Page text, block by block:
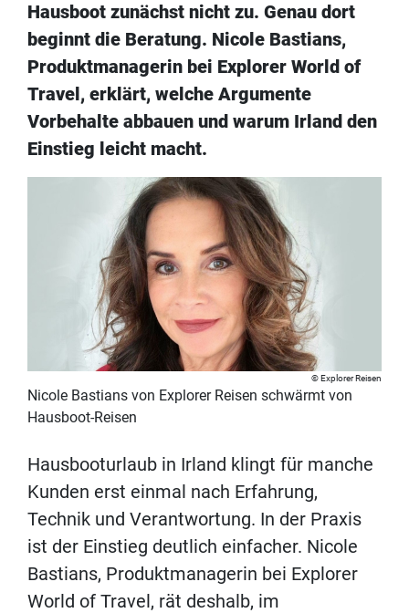
Hausboot zunächst nicht zu. Genau dort
beginnt die Beratung. Nicole Bastians,
Produktmanagerin bei Explorer World of
Travel, erklärt, welche Argumente
Vorbehalte abbauen und warum Irland den
Einstieg leicht macht.
Explorer Reisen
Nicole Bastians von Explorer Reisen schwärmt von
Hausboot-Reisen
Hausbooturlaub in Irland klingt für manche
Kunden erst einmal nach Erfahrung,
Technik und Verantwortung. In der Praxis
ist der Einstieg deutlich einfacher. Nicole
Bastians, Produktmanagerin bei Explorer
World of Travel, rät deshalb, im